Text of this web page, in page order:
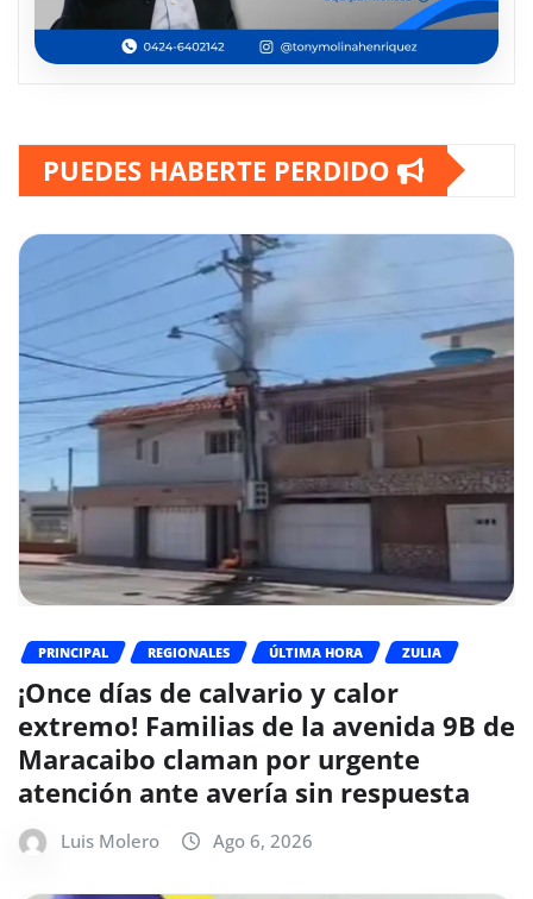
PUEDES HABERTE PERDIDO
PRINCIPAL REGIONALES ÚLTIMA HORA ZULIA
¡Once días de calvario y calor
extremo! Familias de la avenida 9B de
Maracaibo claman por urgente
atención ante avería sin respuesta
Luis Molero Ago 6, 2026